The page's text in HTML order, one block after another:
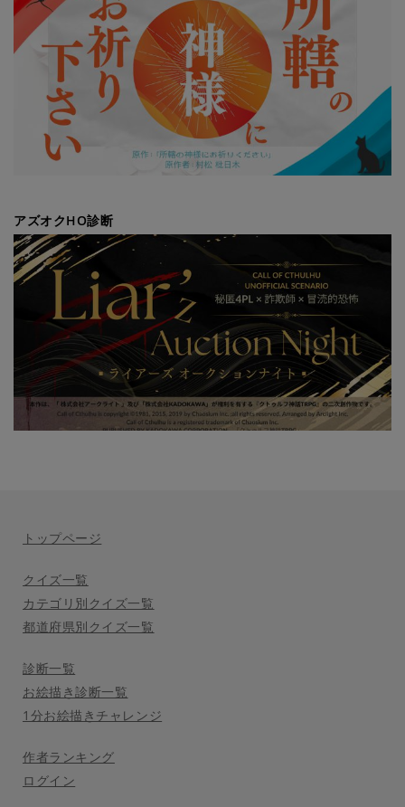
アズオクHO診断
トップページ
クイズ一覧
カテゴリ別クイズ一覧
都道府県別クイズ一覧
診断一覧
お絵描き診断一覧
1分お絵描きチャレンジ
作者ランキング
ログイン